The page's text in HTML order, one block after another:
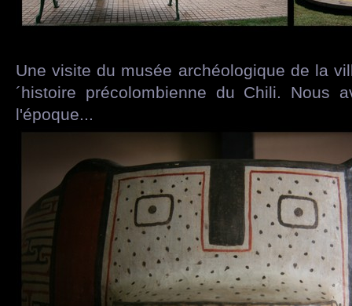
Une visite du musée archéologique de la
´histoire précolombienne du Chili. Nous
l'époque...